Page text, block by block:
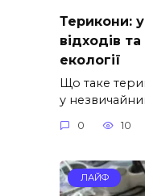
Терикони:
відходів
екології
Що таке
у
0 10
ЛАЙФ